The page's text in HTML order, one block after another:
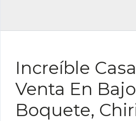
Increíble
Venta En Bajo
Boquete,